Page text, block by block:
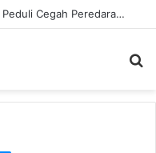
Pemkab Tuban Ajak Warga Lebih Peduli Cegah Peredaran Rokok Ilegal